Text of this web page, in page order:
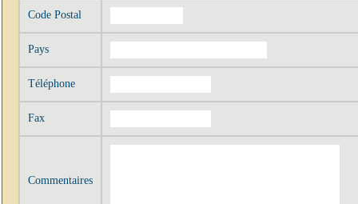
Code Postal
Pays
Téléphone
Fax
Commentaires